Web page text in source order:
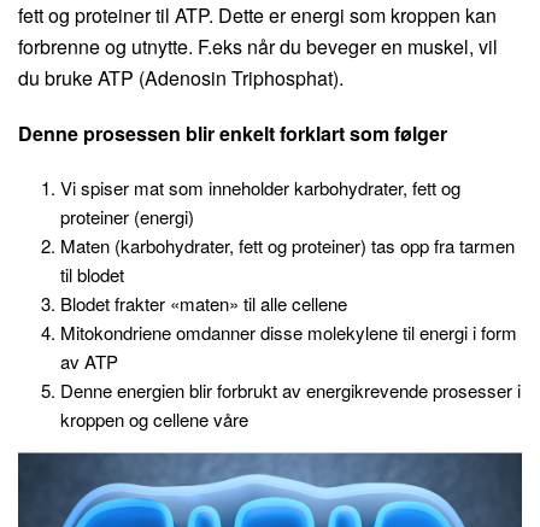
fett og proteiner til ATP. Dette er energi som kroppen kan
forbrenne og utnytte. F.eks når du beveger en muskel, vil
du bruke ATP (Adenosin Triphosphat).
Denne prosessen blir enkelt forklart som følger
Vi spiser mat som inneholder karbohydrater, fett og
proteiner (energi)
Maten (karbohydrater, fett og proteiner) tas opp fra tarmen
til blodet
Blodet frakter «maten» til alle cellene
Mitokondriene omdanner disse molekylene til energi i form
av ATP
Denne energien blir forbrukt av energikrevende prosesser i
kroppen og cellene våre